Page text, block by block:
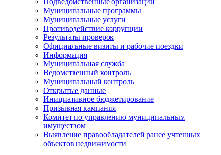
Муниципальные программы
Муниципальные услуги
Противодействие коррупции
Результаты проверок
Официальные визиты и рабочие поездки
Информация
Муниципальная служба
Ведомственный контроль
Муниципальный контроль
Открытые данные
Инициативное бюджетирование
Призывная кампания
Комитет по управлению муниципальным
имуществом
Выявление правообладателей ранее учтенных
объектов недвижимости